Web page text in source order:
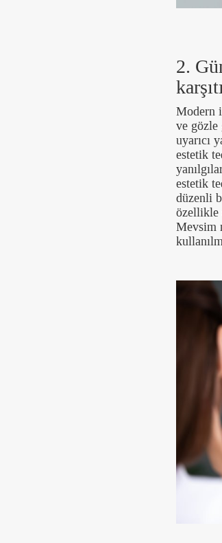
2.
Modern
ve gözle
uyarıcı
estetik
estetik
düzenli
özellikle
Mevsim